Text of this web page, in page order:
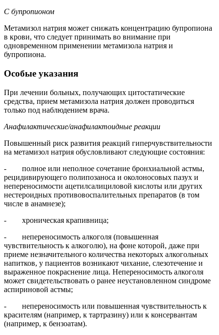
С бупропионом
Метамизол натрия может снижать концентрацию бупропиона
в крови, что следует принимать во внимание при
одновременном применении метамизола натрия и
бупропиона.
Особые указания
При лечении больных, получающих цитостатические
средства, прием метамизола натрия должен проводиться
только под наблюдением врача.
Анафилактические/анафилактоидные реакции
Повышенный риск развития реакций гиперчувствительности
на метамизол натрия обусловливают следующие состояния:
- полное или неполное сочетание бронхиальной астмы,
рецидивирующего полипозаноса и околоносовых пазух и
непереносимости ацетилсалициловой кислоты или других
нестероидных противовоспалительных препаратов (в том
числе в анамнезе);
- хроническая крапивница;
- непереносимость алкоголя (повышенная
чувствительность к алкоголю), на фоне которой, даже при
приеме незначительного количества некоторых алкогольных
напитков, у пациентов возникают чихание, слезотечение и
выраженное покраснение лица. Непереносимость алкоголя
может свидетельствовать о ранее неустановленном синдроме
аспириновой астмы;
- непереносимость или повышенная чувствительность к
красителям (например, к тартразину) или к консервантам
(например, к бензоатам).